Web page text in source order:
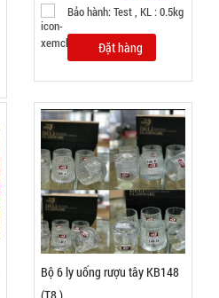
Solar mặt
trời 4 cánh
Mã 2029
MÃ
47.000 đ
TÌNH
TRẠNG:
CÒN HÀNG
Bảo
hành:
Bảo hành: Test , KL : 0.5kg
Đặt hàng
Bộ 6 ly uống rượu tây KB148